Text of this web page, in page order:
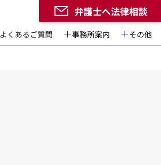
弁護士へ法律相談
よくあるご質問 事務所案内 その他